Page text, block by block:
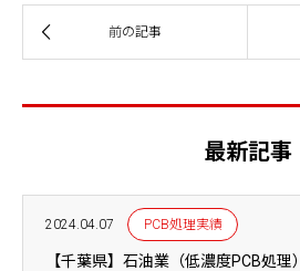
最新記事
2024.04.07 PCB処理実績
【千葉県】石油業（低濃度PCB処理）